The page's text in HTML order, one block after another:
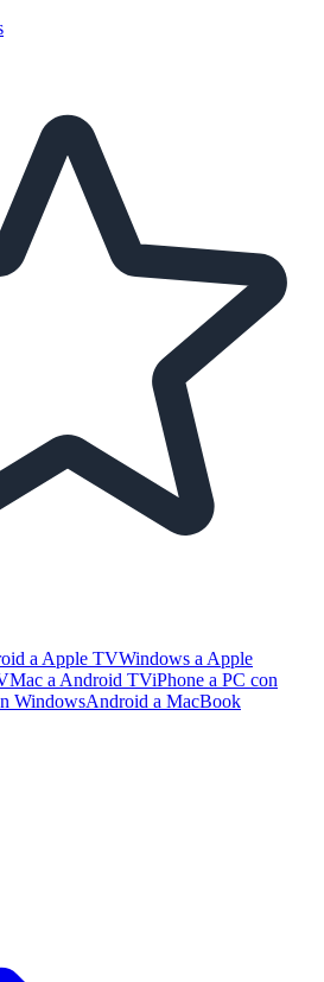
a Apple TVWindows a Apple
Mac a Android TViPhone a PC con
WindowsAndroid a MacBook